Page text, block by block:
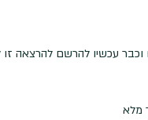
וכבר עכשיו להרשם להרצאה